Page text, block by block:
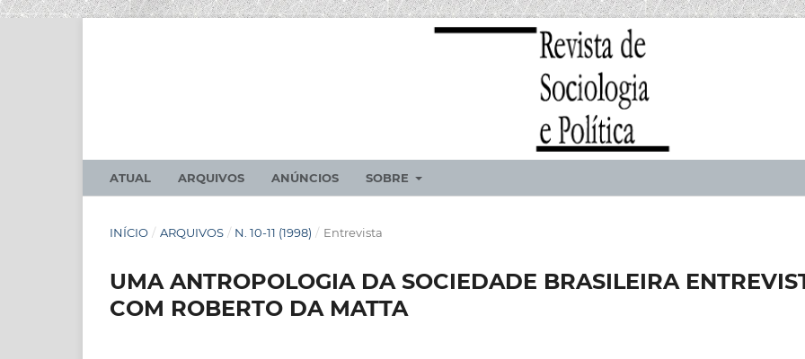
ATUAL ARQUIVOS ANÚNCIOS SOBRE
INÍCIO / ARQUIVOS / N. 10-11 (1998) / Entrevista
UMA ANTROPOLOGIA DA SOCIEDADE BRASILEIRA
COM ROBERTO DA MATTA